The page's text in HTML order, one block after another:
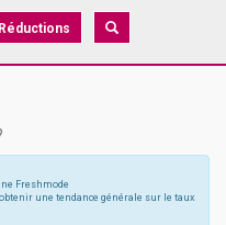
Réductions
Freshmode
une tendance générale sur le taux